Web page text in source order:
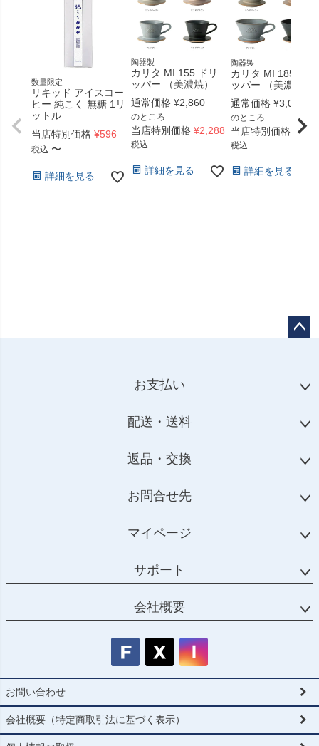
数量限定
リキッド アイスコー
ヒー 純こく 無糖 1リ
ットル
当店特別価格 ¥596
税込 〜
詳細を見る
陶器製
カリタ MI 155 ドリ
ッパー （美濃焼）
通常価格 ¥2,860
のところ
当店特別価格 ¥2,288
税込
詳細を見る
陶器製
カリタ MI 185 ドリ
ッパー （美濃焼）
通常価格 ¥3,080
のところ
当店特別価格 ¥
税込
詳細を見る
お支払い
配送・送料
返品・交換
お問合せ先
マイページ
サポート
会社概要
お問い合わせ
会社概要（特定商取引法に基づく表示）